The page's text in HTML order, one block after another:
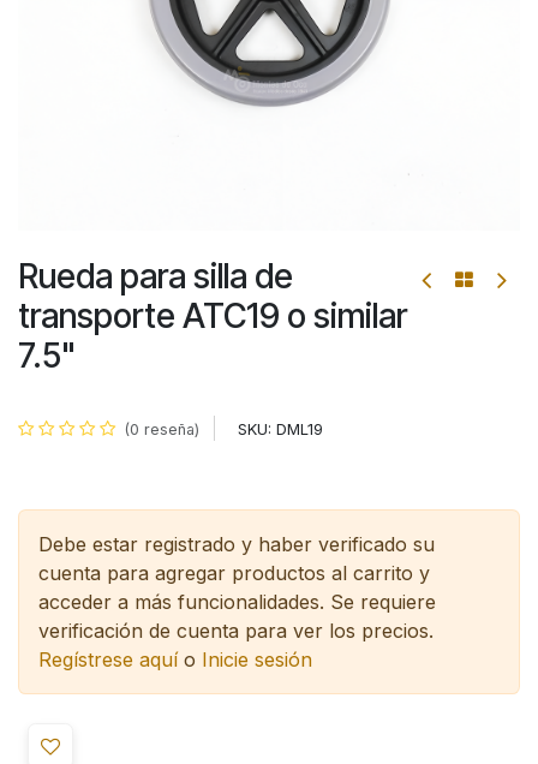
Rueda para silla de
transporte ATC19 o similar
7.5"
(0 reseña) SKU: DML19
Debe estar registrado y haber verificado su
cuenta para agregar productos al carrito y
acceder a más funcionalidades. Se requiere
verificación de cuenta para ver los precios.
Regístrese aquío Inicie sesión